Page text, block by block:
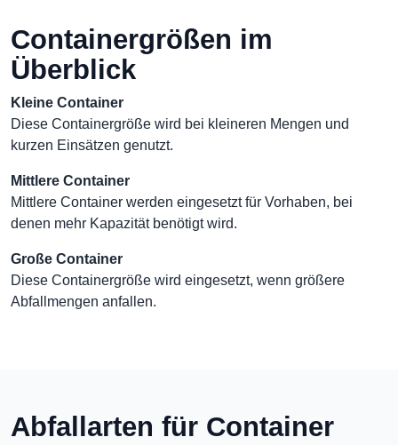
Containergrößen im
Überblick
Kleine Container
Diese Containergröße wird bei kleineren Mengen und
kurzen Einsätzen genutzt.
Mittlere Container
Mittlere Container werden eingesetzt für Vorhaben, bei
denen mehr Kapazität benötigt wird.
Große Container
Diese Containergröße wird eingesetzt, wenn größere
Abfallmengen anfallen.
Abfallarten für Container